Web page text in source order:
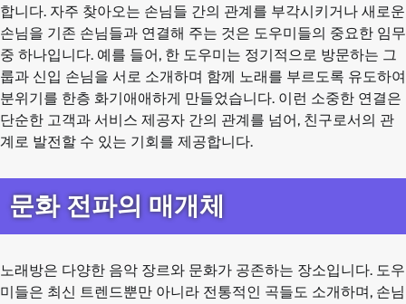
합니다. 자주 찾아오는 손님들 간의 관계를 부각시키거나 새로운
손님을 기존 손님들과 연결해 주는 것은 도우미들의 중요한 임무
중 하나입니다. 예를 들어, 한 도우미는 정기적으로 방문하는 그
룹과 신입 손님을 서로 소개하며 함께 노래를 부르도록 유도하여
분위기를 한층 화기애애하게 만들었습니다. 이런 소중한 연결은
단순한 고객과 서비스 제공자 간의 관계를 넘어, 친구로서의 관
계로 발전할 수 있는 기회를 제공합니다.
문화 전파의 매개체
노래방은 다양한 음악 장르와 문화가 공존하는 장소입니다. 도우
미들은 최신 트렌드뿐만 아니라 전통적인 곡들도 소개하며, 손님